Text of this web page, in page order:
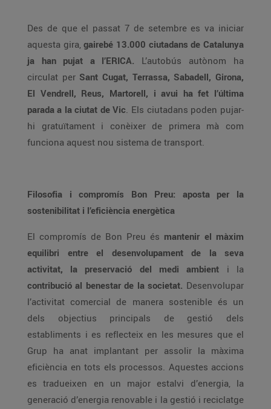
Des de que el passat 7 de setembre es va iniciar
aquesta gira, gairebé 13.000 ciutadans de Catalunya
ja han pujat a l’ERICA. L’autobús autònom ha
circulat per Sant Cugat, Terrassa, Sabadell, Girona,
El Vendrell, Reus, Martorell, i avui ha fet l’última
parada a la ciutat de Vic. Els ciutadans poden pujar-
hi gratuïtament i conèixer de primera mà com
funciona aquest nou sistema de transport.
Filosofia i compromís Bon Preu: aposta per la
sostenibilitat i l’eficiència energètica
El compromís de Bon Preu és mantenir el màxim
equilibri entre el desenvolupament de la seva
activitat, la preservació del medi ambient i la
contribució al benestar de la societat. Desenvolupar
l’activitat comercial de manera sostenible és un
dels objectius principals de gestió dels
establiments i es reflecteix en les mesures que el
Grup ha anat implantant per assolir la màxima
eficiència en tots els processos. Aquestes accions
es tradueixen en un major estalvi d’energia, la
generació d’energia renovable i la gestió i reciclatge